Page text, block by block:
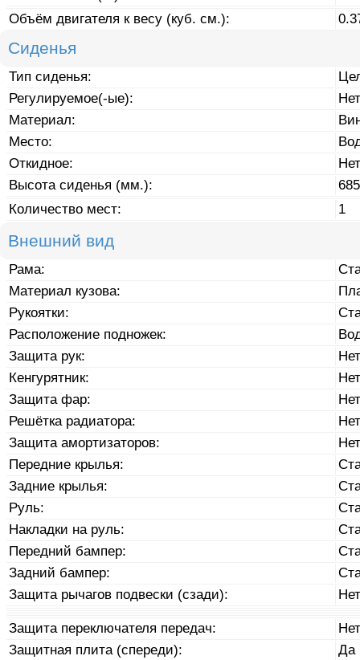
Объём двигателя к весу (куб. см.):
Сиденья
Тип сиденья:
Регулируемое(-ые):
Нет
Материал:
Место:
Откидное:
Нет
Высота сиденья (мм.):
685
Количество мест:
1
Внешний вид
Рама:
Материал кузова:
Рукоятки:
Расположение подножек:
Защита рук:
Нет
Кенгурятник:
Нет
Защита фар:
Нет
Решётка радиатора:
Нет
Защита амортизаторов:
Нет
Передние крылья:
Задние крылья:
Руль:
Накладки на руль:
Передний бампер:
Задний бампер:
Защита рычагов подвески (сзади):
Нет
Защита переключателя передач:
Нет
Защитная плита (спереди):
Да